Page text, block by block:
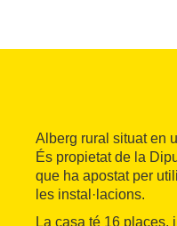
Alberg rural situat en
És propietat de la
que ha apostat per
les instal·lacions.
La casa té 16 places,